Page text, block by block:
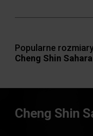
Popularne
Cheng Shin
Cheng Shin